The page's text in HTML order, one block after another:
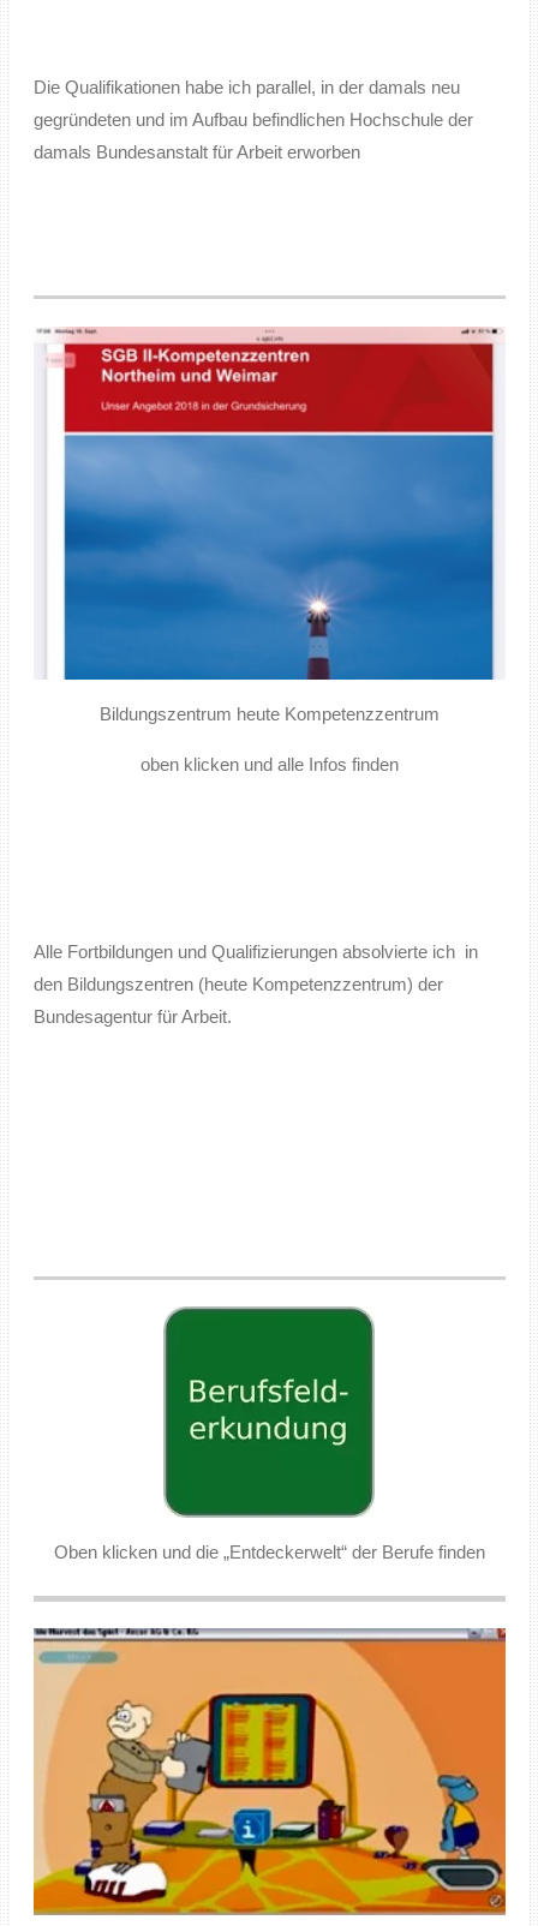
Die Qualifikationen habe ich parallel, in der damals neu
gegründeten und im Aufbau befindlichen Hochschule der
damals Bundesanstalt für Arbeit erworben
Bildungszentrum heute Kompetenzzentrum
oben klicken und alle Infos finden
Alle Fortbildungen und Qualifizierungen absolvierte ich in
den Bildungszentren (heute Kompetenzzentrum) der
Bundesagentur für Arbeit.
Oben klicken und die „Entdeckerwelt“ der Berufe finden